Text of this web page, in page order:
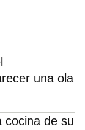
una ola
cocina de su